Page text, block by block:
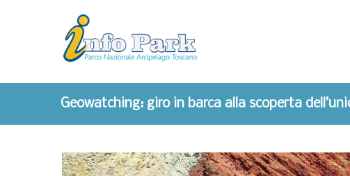
Geowatching: giro in barca alla scoperta